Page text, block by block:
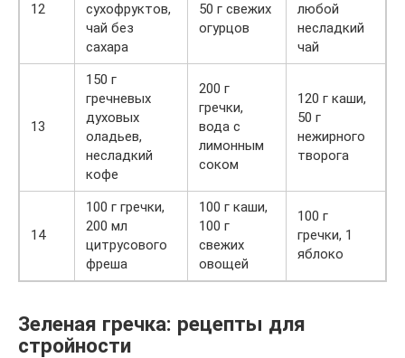
12
сухофруктов,
чай без
сахара
50 г свежих
огурцов
любой
несладкий
чай
13
150 г
гречневых
духовых
оладьев,
несладкий
кофе
200 г
гречки,
вода с
лимонным
соком
120 г каши,
50 г
нежирного
творога
14
100 г гречки,
200 мл
цитрусового
фреша
100 г каши,
100 г
свежих
овощей
100 г
гречки, 1
яблоко
Зеленая гречка: рецепты для
стройности